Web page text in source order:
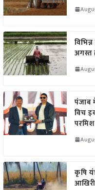
अगस्त
पंजाब
विच
कृषि